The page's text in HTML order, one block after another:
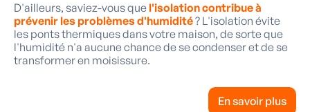
D'ailleurs, saviez-vous que l'isolation contribue à
prévenir les problèmes d'humidité? L'isolation évite
les ponts thermiques dans votre maison, de sorte que
l'humidité n'a aucune chance de se condenser et de se
transformer en moisissure.
En savoir plus